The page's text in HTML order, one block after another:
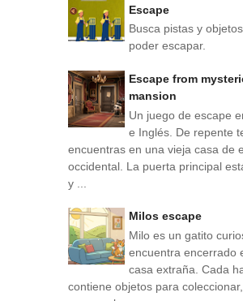
Escape
Busca pistas y
poder escapar.
Escape from
mansion
Un juego de escape
e Inglés. De repente
encuentras en una vieja casa de
occidental. La puerta principal
y ...
Milos escape
Milo es un gatito
encuentra encerrado
casa extraña. Cada
contiene objetos para coleccionar,